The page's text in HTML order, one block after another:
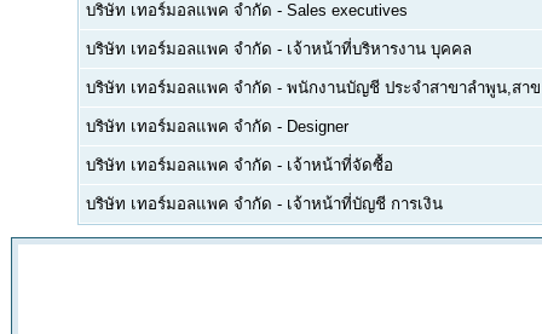
บริษัท เทอร์มอลแพค จำกัด - Sales executives
บริษัท เทอร์มอลแพค จำกัด - เจ้าหน้าที่บริหารงาน บุคคล
บริษัท เทอร์มอลแพค จำกัด - พนักงานบัญชี ประจำสาขาลำพูน,สา
บริษัท เทอร์มอลแพค จำกัด - Designer
บริษัท เทอร์มอลแพค จำกัด - เจ้าหน้าที่จัดซื้อ
บริษัท เทอร์มอลแพค จำกัด - เจ้าหน้าที่บัญชี การเงิน